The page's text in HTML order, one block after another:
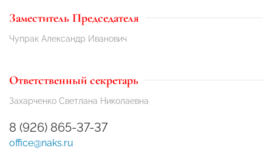
Заместитель Председателя
Чупрак Александр Иванович
Ответственный секретарь
Захарченко Светлана Николаевна
8 (926) 865-37-37
office@naks.ru